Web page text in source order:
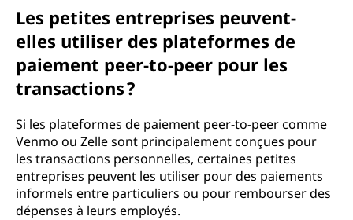
Les petites entreprises peuvent-
elles utiliser des plateformes de
paiement peer-to-peer pour les
transactions ?
Si les plateformes de paiement peer-to-peer comme
Venmo ou Zelle sont principalement conçues pour
les transactions personnelles, certaines petites
entreprises peuvent les utiliser pour des paiements
informels entre particuliers ou pour rembourser des
dépenses à leurs employés.